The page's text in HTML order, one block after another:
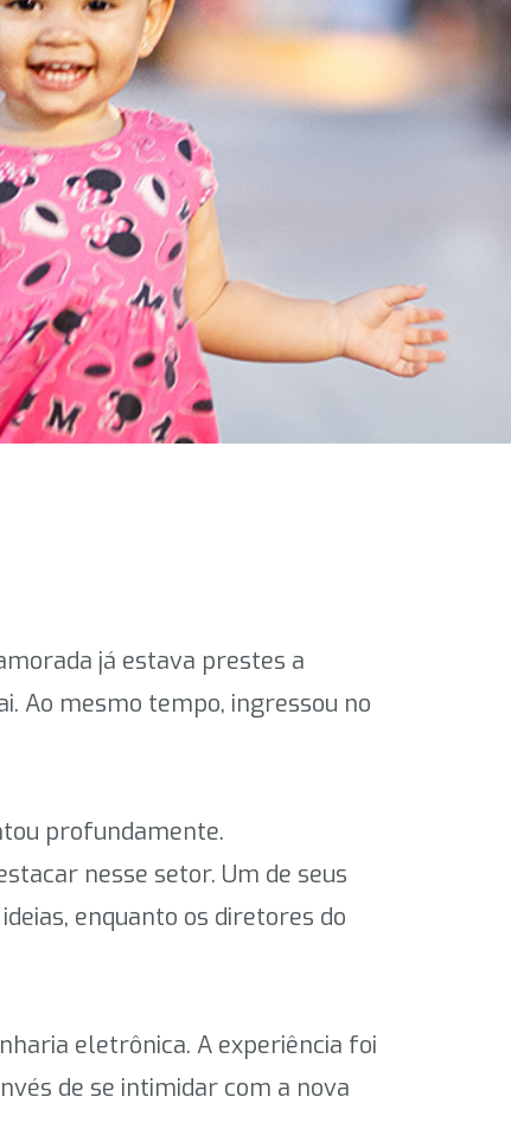
já estava prestes a
Ao mesmo tempo, ingressou no
profundamente.
nesse setor. Um de seus
enquanto os diretores do
eletrônica. A experiência foi
de se intimidar com a nova